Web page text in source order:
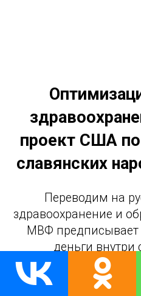
проект США
славянских
Переводим на
здравоохранение и
МВФ предписывает
деньги внутри